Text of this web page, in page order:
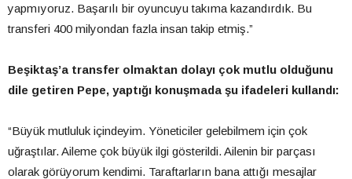
yapmıyoruz. Başarılı bir oyuncuyu takıma kazandırdık. Bu
transferi 400 milyondan fazla insan takip etmiş.”
Beşiktaş’a transfer olmaktan dolayı çok mutlu olduğunu
dile getiren Pepe, yaptığı konuşmada şu ifadeleri kullandı:
“Büyük mutluluk içindeyim. Yöneticiler gelebilmem için çok
uğraştılar. Aileme çok büyük ilgi gösterildi. Ailenin bir parçası
olarak görüyorum kendimi. Taraftarların bana attığı mesajlar